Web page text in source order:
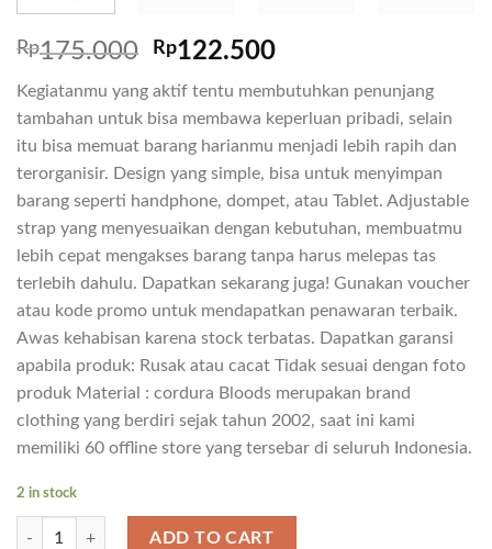
Rp175.000 Rp122.500
Kegiatanmu yang aktif tentu membutuhkan penunjang
tambahan untuk bisa membawa keperluan pribadi, selain
itu bisa memuat barang harianmu menjadi lebih rapih dan
terorganisir. Design yang simple, bisa untuk menyimpan
barang seperti handphone, dompet, atau Tablet. Adjustable
strap yang menyesuaikan dengan kebutuhan, membuatmu
lebih cepat mengakses barang tanpa harus melepas tas
terlebih dahulu. Dapatkan sekarang juga! Gunakan voucher
atau kode promo untuk mendapatkan penawaran terbaik.
Awas kehabisan karena stock terbatas. Dapatkan garansi
apabila produk: Rusak atau cacat Tidak sesuai dengan foto
produk Material : cordura Bloods merupakan brand
clothing yang berdiri sejak tahun 2002, saat ini kami
memiliki 60 offline store yang tersebar di seluruh Indonesia.
2 in stock
BG PANAMA 04 quantity
ADD TO CART